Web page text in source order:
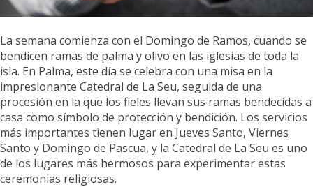
La semana comienza con el Domingo de Ramos, cuando se
bendicen ramas de palma y olivo en las iglesias de toda la
isla. En Palma, este día se celebra con una misa en la
impresionante Catedral de La Seu, seguida de una
procesión en la que los fieles llevan sus ramas bendecidas a
casa como símbolo de protección y bendición. Los servicios
más importantes tienen lugar en Jueves Santo, Viernes
Santo y Domingo de Pascua, y la Catedral de La Seu es uno
de los lugares más hermosos para experimentar estas
ceremonias religiosas.